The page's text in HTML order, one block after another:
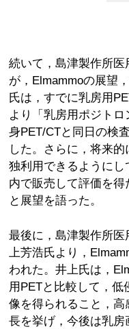
続いて，島津製作所
が，Elmammoの展望
氏は，すでに乳房用
より「乳房用ポジト
身PET/CTと同日の検
した。さらに，将来
独利用できるように
内で販売して評価を
と展望を語った。
最後に，島津製作所
上芳浩氏より，
われた。井上氏は，
用PETと比較して，
像を得られること，
長を挙げ，今後は乳